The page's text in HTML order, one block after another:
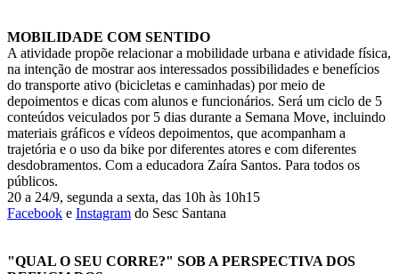
MOBILIDADE COM SENTIDO
A atividade propõe relacionar a mobilidade urbana e atividade física,
na intenção de mostrar aos interessados possibilidades e benefícios
do transporte ativo (bicicletas e caminhadas) por meio de
depoimentos e dicas com alunos e funcionários. Será um ciclo de 5
conteúdos veiculados por 5 dias durante a Semana Move, incluindo
materiais gráficos e vídeos depoimentos, que acompanham a
trajetória e o uso da bike por diferentes atores e com diferentes
desdobramentos. Com a educadora Zaíra Santos. Para todos os
públicos.
20 a 24/9, segunda a sexta, das 10h às 10h15
Facebook e Instagram do Sesc Santana
"QUAL O SEU CORRE?" SOB A PERSPECTIVA DOS